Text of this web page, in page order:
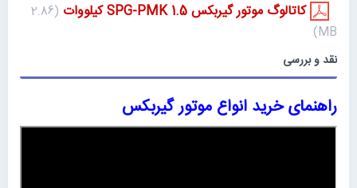
کاتالوگ موتور گیربکس SPG-PMK 1.5 کیلووات
(2.86
MB)
نقد و بررسی
راهنمای خرید انواع موتور گیربکس